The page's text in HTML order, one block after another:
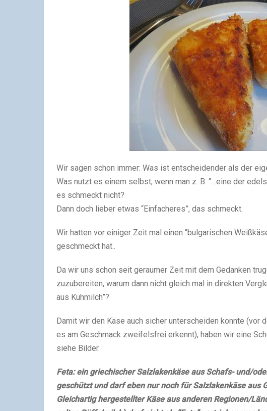
Wir sagen schon immer: Was ist entscheidender als der
Was nutzt es einem selbst, wenn man z. B. “…eine der
es schmeckt nicht?
Dann doch lieber etwas “Einfacheres”, das schmeckt.
Wir hatten vor einiger Zeit mal einen “bulgarischen
geschmeckt hat..
Da wir uns schon seit geraumer Zeit mit dem Gedanken
zuzubereiten, warum dann nicht gleich mal in direkten
aus Kuhmilch”?
Damit wir den Käse auch sicher unterscheiden konnte (vor
es am Geschmack zweifelsfrei erkennt), haben wir eine
siehe Bilder.
Feta: ein griechischer Salzlakenkäse aus Schafs- und/
geschützt und darf eben nur noch für Salzlakenkäse aus
Gleichartig hergestellter Käse aus anderen Regionen/